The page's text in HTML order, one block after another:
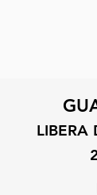
LIBERA